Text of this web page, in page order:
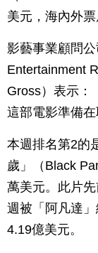
美元，海內外票
影藝事業顧問
Entertainment
Gross）表示：
這部電影準備在
本週排名第2的
歲」（Black
萬美元。此片
週被「阿凡達
4.19億美元。